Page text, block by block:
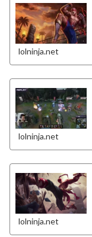
lolninja.net
lolninja.net
lolninja.net